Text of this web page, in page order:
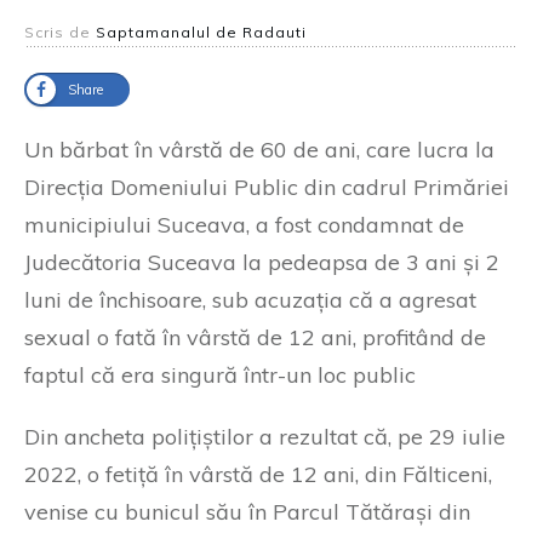
Scris de Saptamanalul de Radauti
Share
Un bărbat în vârstă de 60 de ani, care lucra la
Direcția Domeniului Public din cadrul Primăriei
municipiului Suceava, a fost condamnat de
Judecătoria Suceava la pedeapsa de 3 ani și 2
luni de închisoare, sub acuzația că a agresat
sexual o fată în vârstă de 12 ani, profitând de
faptul că era singură într-un loc public
Din ancheta polițiștilor a rezultat că, pe 29 iulie
2022, o fetiță în vârstă de 12 ani, din Fălticeni,
venise cu bunicul său în Parcul Tătărași din